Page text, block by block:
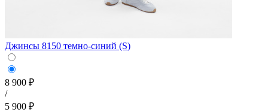
Джинсы 8150 темно-синий (S)
8 900 ₽
/
5 900 ₽